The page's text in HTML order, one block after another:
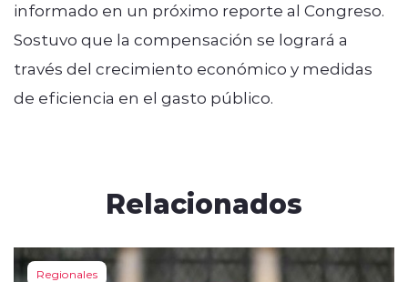
informado en un próximo reporte al Congreso.
Sostuvo que la compensación se logrará a
través del crecimiento económico y medidas
de eficiencia en el gasto público.
Relacionados
Regionales